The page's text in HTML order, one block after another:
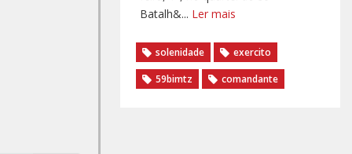
Batalh&... Ler mais
solenidade
exercito
59bimtz
comandante